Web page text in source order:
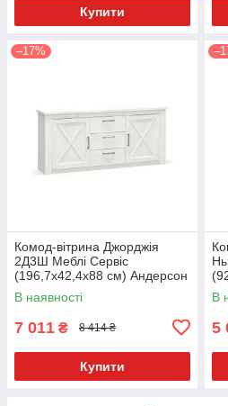
Купити
–17%
Комод-вітрина Джорджія
2Д3Ш Меблі Сервіс
(196,7х42,4х88 см) Андерсон
В наявності
7 011 ₴ 8 414 ₴
Купити
В
5